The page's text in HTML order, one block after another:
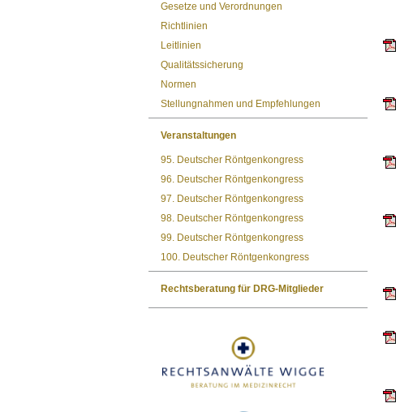
Gesetze und Verordnungen
Richtlinien
Leitlinien
Qualitätssicherung
Normen
Stellungnahmen und Empfehlungen
Veranstaltungen
95. Deutscher Röntgenkongress
96. Deutscher Röntgenkongress
97. Deutscher Röntgenkongress
98. Deutscher Röntgenkongress
99. Deutscher Röntgenkongress
100. Deutscher Röntgenkongress
Rechtsberatung für DRG-Mitglieder